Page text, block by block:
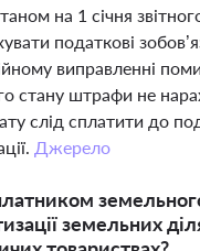
на 1 січня
податкові
виправленні
стану штрафи не
слід сплатити до
Джерело
земельних